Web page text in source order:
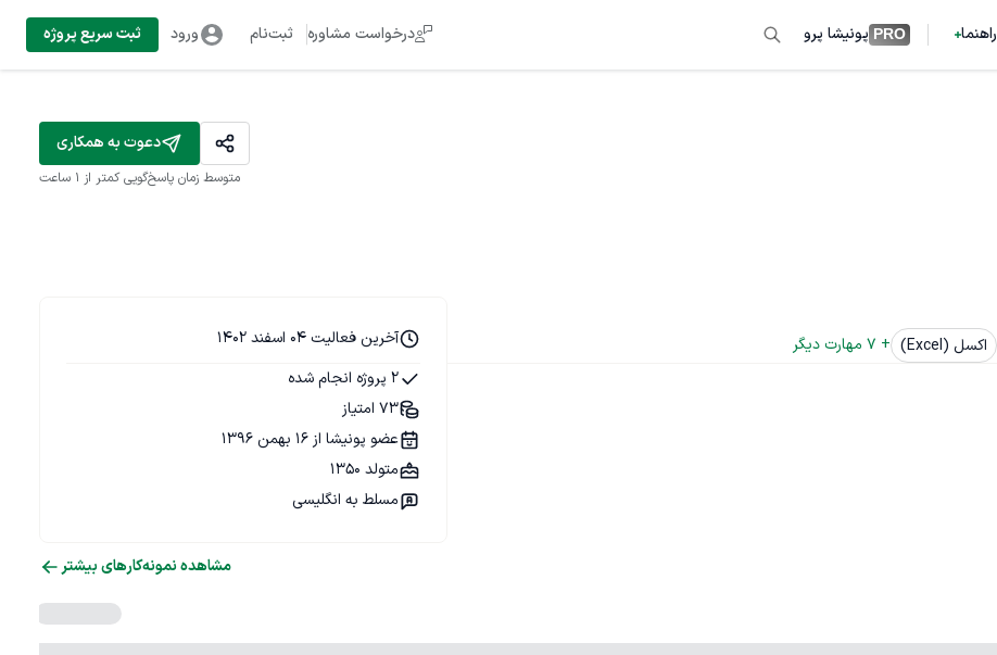
راهنما PRO پونیشا پرو درخواست مشاوره ثبت‌نام ورود ثبت سریع پروژه
دعوت به همکاری
متوسط زمان پاسخ‌گویی کمتر از 1 ساعت
اکسل (Excel) +
7 مهارت دیگر
آخرین فعالیت 04 اسفند 1402
2 پروژه انجام شده
73 امتیاز
عضو پونیشا از 16 بهمن 1396
متولد 1350
مسلط به انگلیسی
مشاهده نمونه‌کارهای بیشتر